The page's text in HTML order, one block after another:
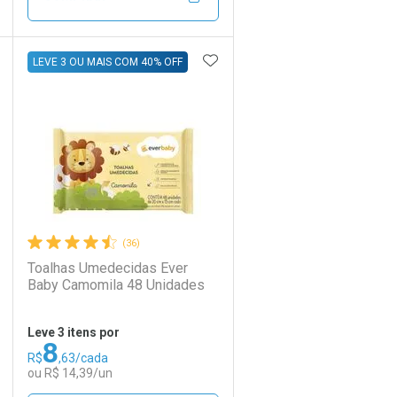
FECHAR
Ativar Desconto
FECHAR
AOS FAVORITOS
(36)
Toalhas Umedecidas Ever
Baby Camomila 48 Unidades
LEVE 3 OU MAIS COM 40% OFF
Leve 3 itens por
R$8,63/cada
ou R$ 14,39/un
ADICIONAR AOS